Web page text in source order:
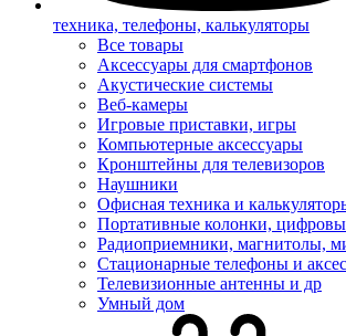
техника, телефоны, калькуляторы
Все товары
Аксессуары для смартфонов
Акустические системы
Веб-камеры
Игровые приставки, игры
Компьютерные аксессуары
Кронштейны для телевизоров
Наушники
Офисная техника и
Портативные колонки,
Радиоприемники, магнитолы,
Стационарные телефоны и
Телевизионные антенны и др
Умный дом